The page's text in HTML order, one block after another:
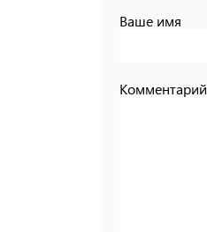
Ваше имя
Комментарий